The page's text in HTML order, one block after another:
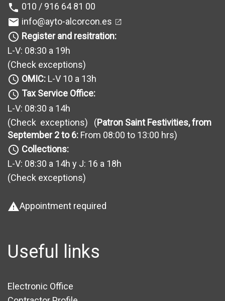
phone 010 / 916 64 81 00
mail info@ayto-alcorcon.es
query_builder Register and resitration:
L-V: 08:30 a 19h
(Check exceptions)
query_builder OMIC: L-V 10 a 13h
query_builder Tax Service Office:
L-V: 08:30 a 14h
(Check exceptions) (Patron Saint Festivities, from
September 2 to 6: From 08:00 to 13:00 hrs)
query_builder Collections:
L-V: 08:30 a 14h y J: 16 a 18h
(Check exceptions)
warningAppointment required
Useful links
Electronic Office